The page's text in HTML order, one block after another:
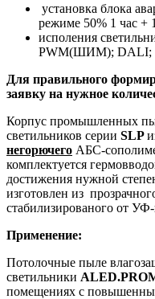
установка блока
режиме 50% 1 час +
исполения
PWM(ШИМ); DALI;
Для правильного
заявку на нужное
Корпус промышленных
светильников серии SLP
негорючего АБС-
комплектуется
достижения нужной
изготовлен из
стабилизированого от
Применение:
Потолочные пыле
светильники
помещениях с